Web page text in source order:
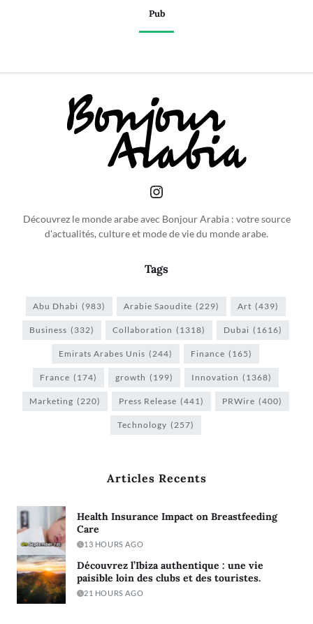
Pub
Découvrez le monde arabe avec Bonjour Arabia : votre source
d'actualités, culture et mode de vie du monde arabe.
Tags
Abu Dhabi (983) Arabie Saoudite (229) Art (439)
Business (332) Collaboration (1318) Dubai (1616)
Emirats Arabes Unis (244) Finance (165)
France (174) growth (199) Innovation (1368)
Marketing (220) Press Release (441) PRWire (400)
Technology (257)
Articles Recents
Health Insurance Impact on Breastfeeding
Care
13 HOURS AGO
Découvrez l’Ibiza authentique : une vie
paisible loin des clubs et des touristes.
21 HOURS AGO